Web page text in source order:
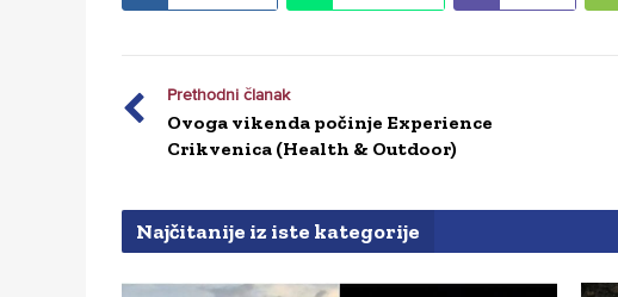
Prethodni članak
Ovoga vikenda počinje Experience
Crikvenica (Health & Outdoor)
Najčitanije iz iste kategorije